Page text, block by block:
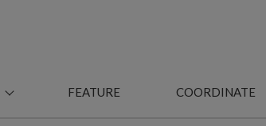
FEATURE COORDINATE